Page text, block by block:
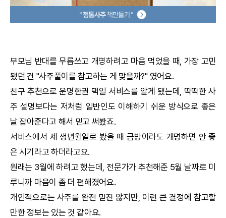
문의사항
부모님 반대를 무릅쓰고 개명하려고 마음 먹었을 때, 가장 고민
됐던 건 "사주풀이를 참고하는 게 맞을까?" 였어요.
친구 추천으로운명한권 택일 서비스를 알게 됐는데, 딱딱한 사
주 설명보다는 저처럼 일반인도 이해하기 쉬운 방식으로 좋은
날 잡아준다고 해서 믿고 써봤죠.
서비스에서 제 생년월일로 봤을 때 금방이라도 개명하면 안 좋
은 시기라고 하더라고요.
원래는 3월에 하려고 했는데, 전문가가 추천해준 5월 날짜로 미
루니까 마음이 좀 더 편해졌어요.
개인적으로는 사주를 완전 믿진 않지만, 이런 큰 결정에 참고할
만한 정보는 있는 것 같아요.